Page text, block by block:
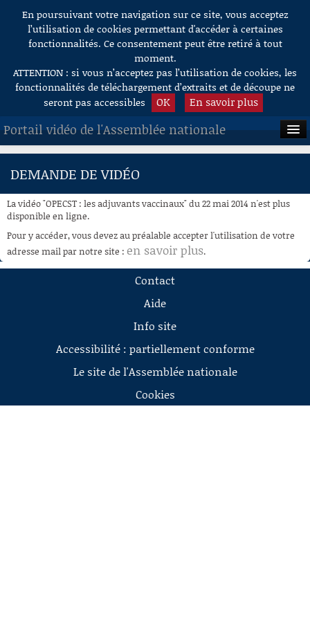
Aller au contenu
En poursuivant votre navigation sur ce site, vous acceptez
l’utilisation de cookies permettant d'accéder à certaines
fonctionnalités. Ce consentement peut être retiré à tout
moment.
ATTENTION : si vous n’acceptez pas l’utilisation de cookies, les
fonctionnalités de téléchargement d’extraits et de découpe ne
seront pas accessibles
OK En savoir plus
Portail vidéo de l'Assemblée nationale
ACCUEIL
À LA DEMANDE
RECHERCHE
AIDE À LA DÉCOUPE
DEMANDE DE VIDÉO
La vidéo "OPECST : les adjuvants vaccinaux" du 22 mai 2014 n'est plus
disponible en ligne.
Pour y accéder, vous devez au préalable accepter l'utilisation de votre
adresse mail par notre site : en savoir plus.
Contact
Aide
Info site
Accessibilité : partiellement conforme
Le site de l'Assemblée nationale
Cookies